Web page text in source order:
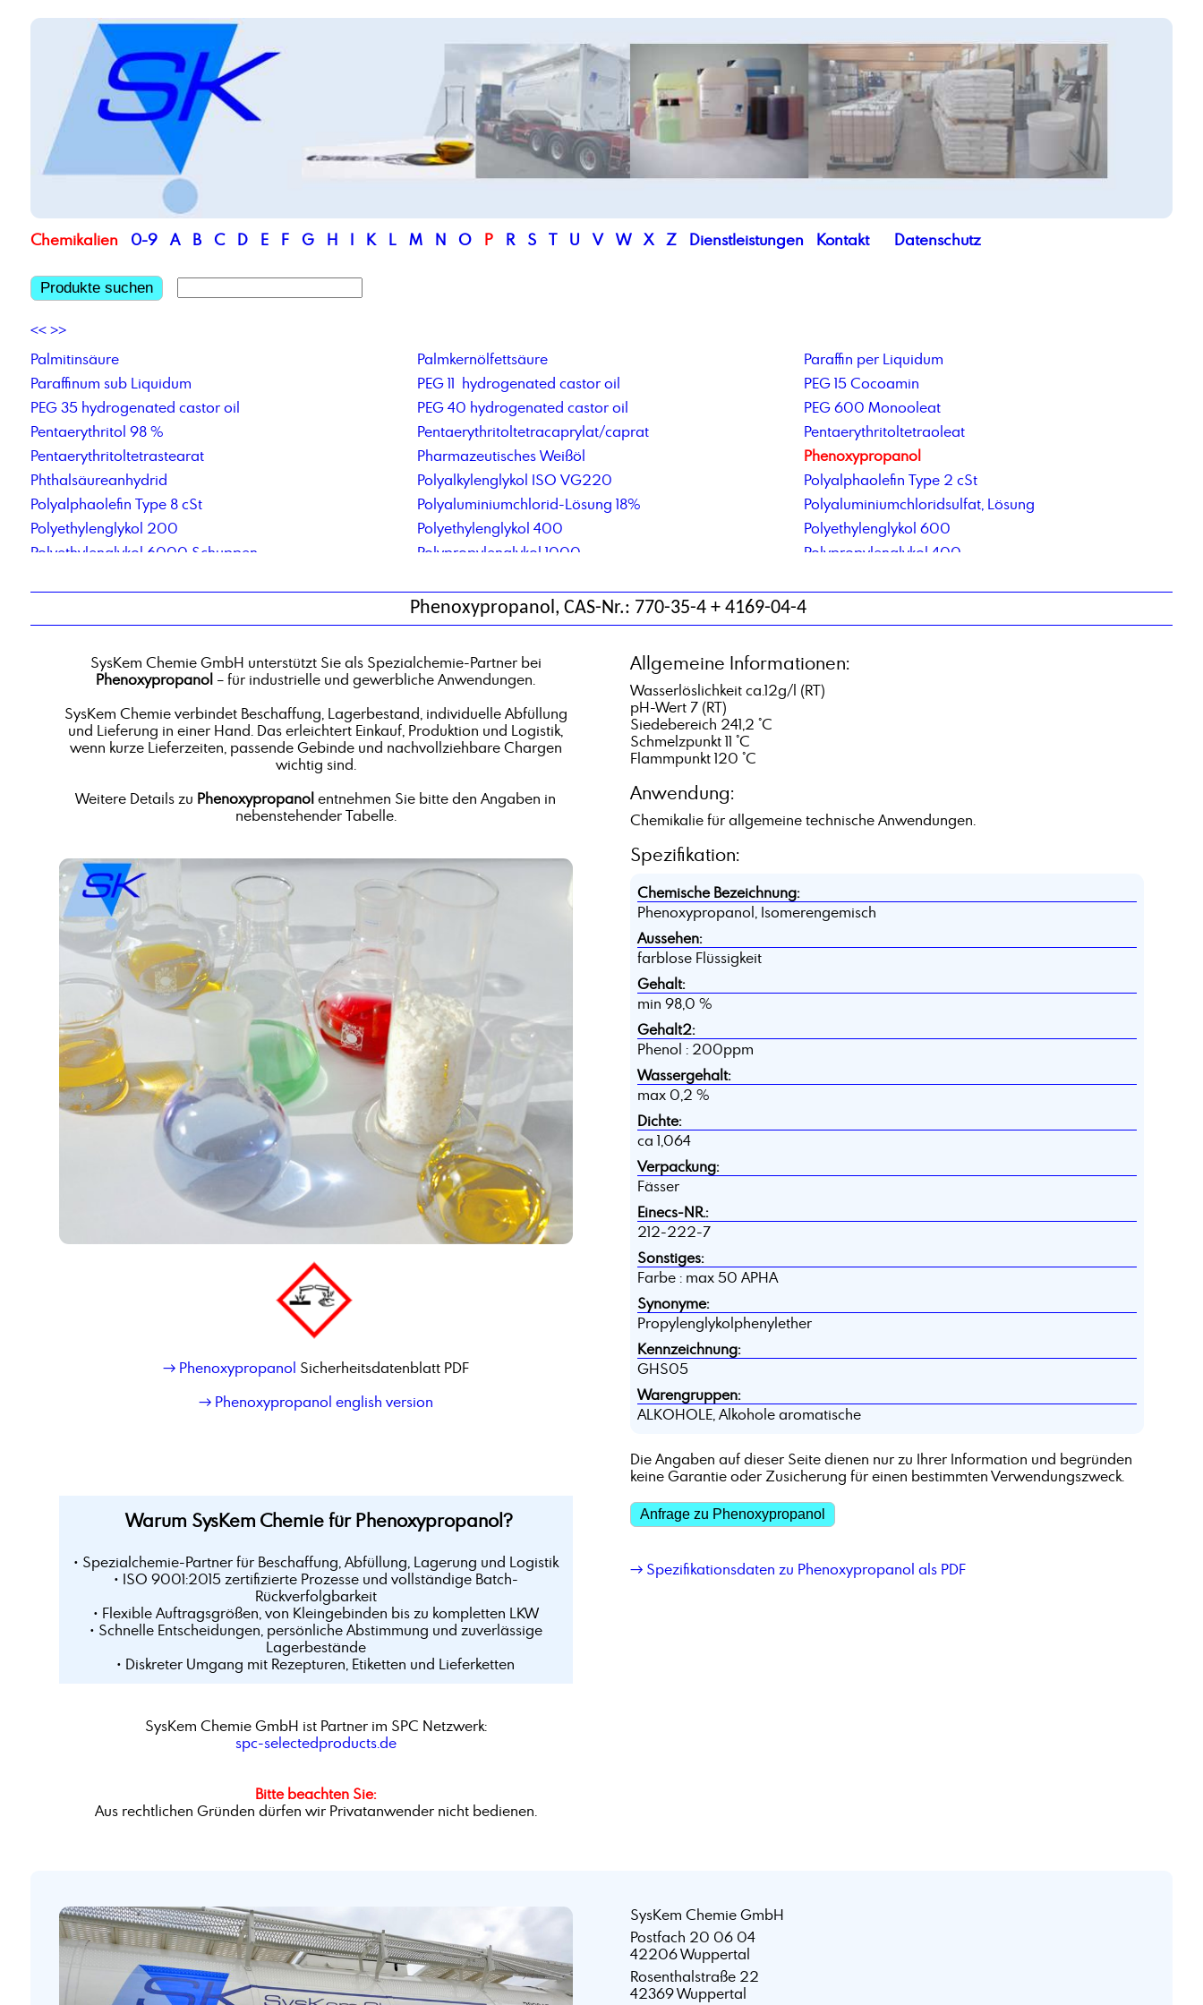
Chemikalien 0-9 A B C D E F G H I K L M N O P R S T U V W X Z Dienstleistungen Kontakt Datenschutz
Produkte suchen
<< >>
Palmitinsäure
Palmkernölfettsäure
Paraffin per Liquidum
Paraffinum sub Liquidum
PEG 11 hydrogenated castor oil
PEG 15 Cocoamin
PEG 35 hydrogenated castor oil
PEG 40 hydrogenated castor oil
PEG 600 Monooleat
Pentaerythritol 98 %
Pentaerythritoltetracaprylat/caprat
Pentaerythritoltetraoleat
Pentaerythritoltetrastearat
Pharmazeutisches Weißöl
Phenoxypropanol
Phthalsäureanhydrid
Polyalkylenglykol ISO VG220
Polyalphaolefin Type 2 cSt
Polyalphaolefin Type 8 cSt
Polyaluminiumchlorid-Lösung 18%
Polyaluminiumchloridsulfat, Lösung
Polyethylenglykol 200
Polyethylenglykol 400
Polyethylenglykol 600
Polyethylenglykol 6000 Schuppen
Polypropylenglykol 1000
Polypropylenglykol 400
Propylencarbonat
Propylenglykol min 99,5%
Pulver-Flüssigkeits-Blend-Service
Phenoxypropanol, CAS-Nr.: 770-35-4 + 4169-04-4
SysKem Chemie GmbH unterstützt Sie als Spezialchemie-Partner bei
Phenoxypropanol – für industrielle und gewerbliche Anwendungen.
SysKem Chemie verbindet Beschaffung, Lagerbestand, individuelle Abfüllung
und Lieferung in einer Hand. Das erleichtert Einkauf, Produktion und Logistik,
wenn kurze Lieferzeiten, passende Gebinde und nachvollziehbare Chargen
wichtig sind.
Weitere Details zu Phenoxypropanol entnehmen Sie bitte den Angaben in
nebenstehender Tabelle.
→ Phenoxypropanol Sicherheitsdatenblatt PDF
→ Phenoxypropanol english version
Warum SysKem Chemie für Phenoxypropanol?
• Spezialchemie-Partner für Beschaffung, Abfüllung, Lagerung und Logistik
• ISO 9001:2015 zertifizierte Prozesse und vollständige Batch-
Rückverfolgbarkeit
• Flexible Auftragsgrößen, von Kleingebinden bis zu kompletten LKW
• Schnelle Entscheidungen, persönliche Abstimmung und zuverlässige
Lagerbestände
• Diskreter Umgang mit Rezepturen, Etiketten und Lieferketten
SysKem Chemie GmbH ist Partner im SPC Netzwerk:
spc-selectedproducts.de
Bitte beachten Sie:
Aus rechtlichen Gründen dürfen wir Privatanwender nicht bedienen.
Allgemeine Informationen:
Wasserlöslichkeit ca.12g/l (RT)
pH-Wert 7 (RT)
Siedebereich 241,2 °C
Schmelzpunkt 11 °C
Flammpunkt 120 °C
Anwendung:
Chemikalie für allgemeine technische Anwendungen.
Spezifikation:
Chemische Bezeichnung:
Phenoxypropanol, Isomerengemisch
Aussehen:
farblose Flüssigkeit
Gehalt:
min 98,0 %
Gehalt2:
Phenol : 200ppm
Wassergehalt:
max 0,2 %
Dichte:
ca 1,064
Verpackung:
Fässer
Einecs-NR.:
212-222-7
Sonstiges:
Farbe : max 50 APHA
Synonyme:
Propylenglykolphenylether
Kennzeichnung:
GHS05
Warengruppen:
ALKOHOLE, Alkohole aromatische
Die Angaben auf dieser Seite dienen nur zu Ihrer Information und begründen
keine Garantie oder Zusicherung für einen bestimmten Verwendungszweck.
Anfrage zu Phenoxypropanol
→ Spezifikationsdaten zu Phenoxypropanol als PDF
SysKem Chemie GmbH
Postfach 20 06 04
42206 Wuppertal
Rosenthalstraße 22
42369 Wuppertal